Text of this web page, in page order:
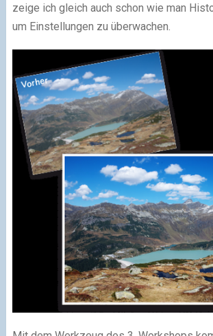
zeige ich gleich auch schon wie man
um Einstellungen zu überwachen.